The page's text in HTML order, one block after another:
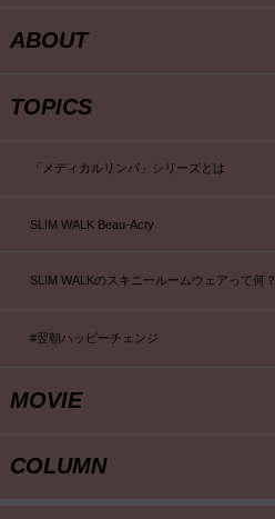
ABOUT
TOPICS
「メディカルリンパ」シリーズとは
SLIM WALK Beau-Acty
SLIM WALKのスキニールームウェアって何？
#翌朝ハッピーチェンジ
MOVIE
COLUMN